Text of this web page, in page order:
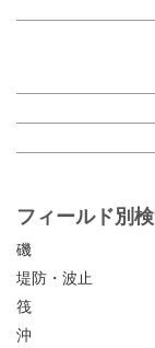
フィールド別
磯
堤防・波止
筏
沖